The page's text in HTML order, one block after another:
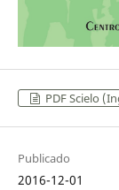
PDF Scielo
Publicado
2016-12-01